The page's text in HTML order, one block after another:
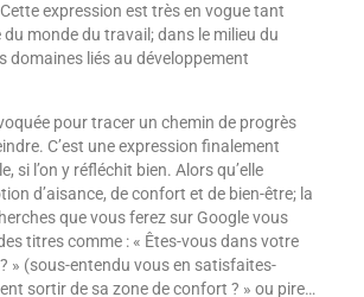
expression est très en vogue tant
monde du travail; dans le milieu du
domaines liés au développement
pour tracer un chemin de progrès
C’est une expression finalement
si l’on y réfléchit bien. Alors qu’elle
d’aisance, de confort et de bien-être; la
que vous ferez sur Google vous
titres comme : « Êtes-vous dans votre
» (sous-entendu vous en satisfaites-
sortir de sa zone de confort ? » ou pire…